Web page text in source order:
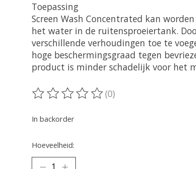
Toepassing
Screen Wash Concentrated kan
het water in de ruitensproeiertank.
verschillende verhoudingen toe te
hoge beschermingsgraad tegen
product is minder schadelijk voor het
De beoordeling van dit product is
(0)
In backorder
Hoeveelheid: